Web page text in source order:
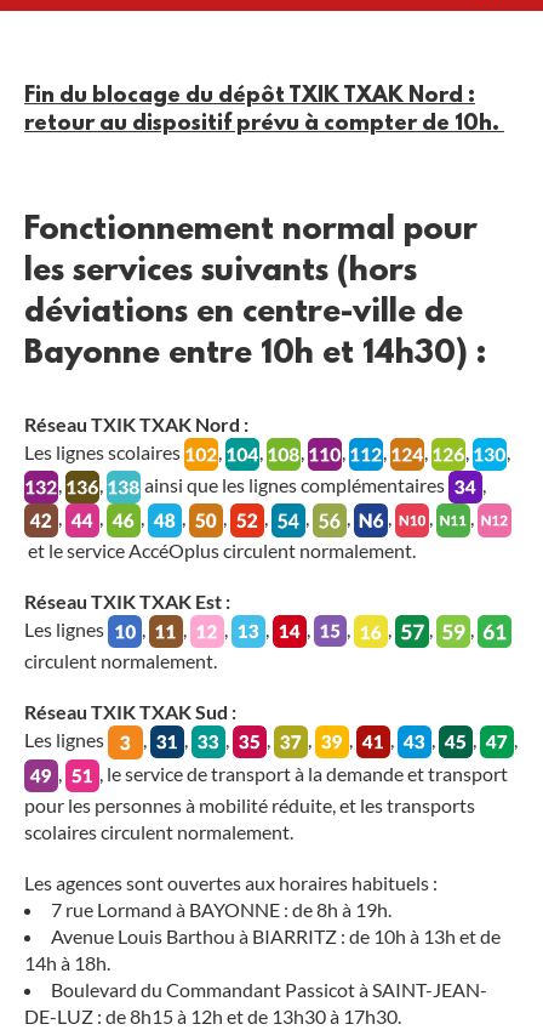
Fin du blocage du dépôt TXIK TXAK Nord :
retour au dispositif prévu à compter de 10h.
Fonctionnement normal pour
les services suivants (hors
déviations en centre-ville de
Bayonne entre 10h et 14h30) :
Réseau TXIK TXAK Nord :
Les lignes scolaires
,
, ainsi que les lignes complémentaires
,
,
, , , , , , , , ,
,
et le service AccéOplus circulent normalement.
Réseau TXIK TXAK Est :
Les lignes
circulent normalement.
Réseau TXIK TXAK Sud :
Les lignes
, , , , , , , , ,
,
, le service de transport à la demande et transport
pour les personnes à mobilité réduite, et les transports
scolaires circulent normalement.
Les agences sont ouvertes aux horaires habituels :
7 rue Lormand à BAYONNE : de 8h à 19h.
Avenue Louis Barthou à BIARRITZ : de 10h à 13h et de
14h à 18h.
Boulevard du Commandant Passicot à SAINT-JEAN-
DE-LUZ : de 8h15 à 12h et de 13h30 à 17h30.